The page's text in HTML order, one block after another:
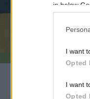
in below
I want
Opted
I want
Opted